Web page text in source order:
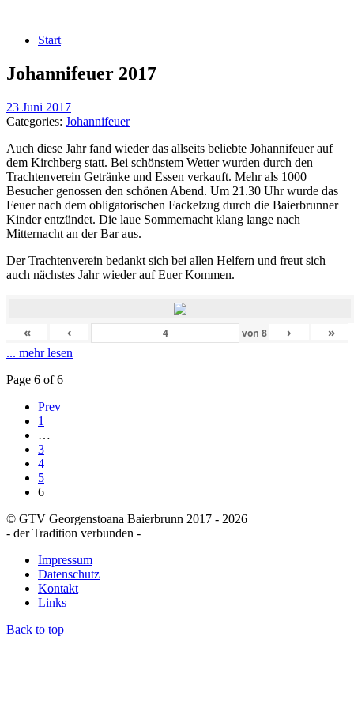
Start
Johannifeuer 2017
23 Juni 2017
Categories: Johannifeuer
Auch diese Jahr fand wieder das allseits beliebte Johannifeuer auf
dem Kirchberg statt. Bei schönstem Wetter wurden durch den
Trachtenverein Getränke und Essen verkauft. Mehr als 1000
Besucher genossen den schönen Abend. Um 21.30 Uhr wurde das
Feuer nach dem obligatorischen Fackelzug durch die Baierbrunner
Kinder entzündet. Die laue Sommernacht klang lange nach
Mitternacht an der Bar aus.
Der Trachtenverein bedankt sich bei allen Helfern und freut sich
auch nächstes Jahr wieder auf Euer Kommen.
« ‹ von8 › »
... mehr lesen
Page 6 of 6
Prev
1
…
3
4
5
6
© GTV Georgenstoana Baierbrunn 2017 - 2026
- der Tradition verbunden -
Impressum
Datenschutz
Kontakt
Links
Back to top